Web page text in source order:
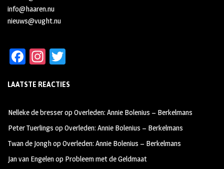
info@haaren.nu
nieuws@vught.nu
Fa
b
oo
k
In
ag
m
tt
LAATSTE REACTIES
Nelleke de bresseropOverleden: Annie Bolenius – Berkelmans
Peter Tuerlings opOverleden: Annie Bolenius – Berkelmans
Twan de JonghopOverleden: Annie Bolenius – Berkelmans
Jan van Engelenop Probleem met de Geldmaat